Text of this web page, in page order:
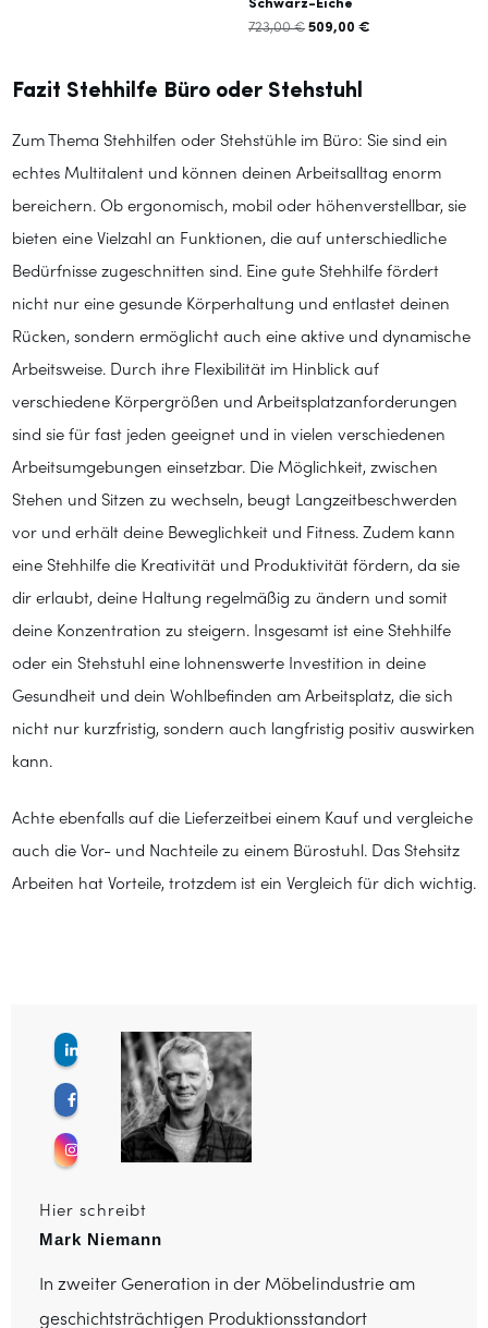
Schwarz-Eiche
723,00€ Ursprünglicher
723,00 €
509,00€
Fazit Stehhilfe Büro oder Stehstuhl
Zum Thema Stehhilfen oder Stehstühle im Büro: Sie sind ein
echtes Multitalent und können deinen Arbeitsalltag enorm
bereichern. Ob ergonomisch, mobil oder höhenverstellbar, sie
bieten eine Vielzahl an Funktionen, die auf unterschiedliche
Bedürfnisse zugeschnitten sind. Eine gute Stehhilfe fördert
nicht nur eine gesunde Körperhaltung und entlastet deinen
Rücken, sondern ermöglicht auch eine aktive und dynamische
Arbeitsweise. Durch ihre Flexibilität im Hinblick auf
verschiedene Körpergrößen und Arbeitsplatzanforderungen
sind sie für fast jeden geeignet und in vielen verschiedenen
Arbeitsumgebungen einsetzbar. Die Möglichkeit, zwischen
Stehen und Sitzen zu wechseln, beugt Langzeitbeschwerden
vor und erhält deine Beweglichkeit und Fitness. Zudem kann
eine Stehhilfe die Kreativität und Produktivität fördern, da sie
dir erlaubt, deine Haltung regelmäßig zu ändern und somit
deine Konzentration zu steigern. Insgesamt ist eine Stehhilfe
oder ein Stehstuhl eine lohnenswerte Investition in deine
Gesundheit und dein Wohlbefinden am Arbeitsplatz, die sich
nicht nur kurzfristig, sondern auch langfristig positiv auswirken
kann.
Achte ebenfalls auf die Lieferzeitbei einem Kauf und vergleiche
auch die Vor- und Nachteile zu einem Bürostuhl. Das Stehsitz
Arbeiten hat Vorteile, trotzdem ist ein Vergleich für dich wichtig.
Hier schreibt
Mark Niemann
In zweiter Generation in der Möbelindustrie am
geschichtsträchtigen Produktionsstandort